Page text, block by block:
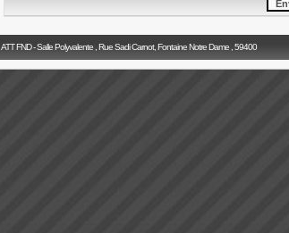
ATT FND - Salle Polyvalente , Rue Sadi Carnot, Fontaine Notre Dame , 59400